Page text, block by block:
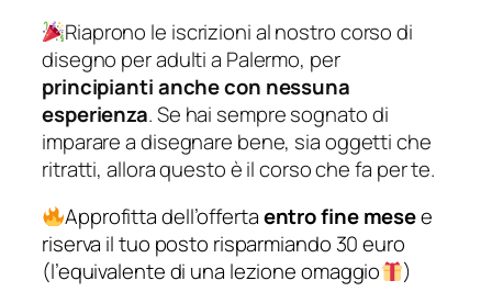
Riaprono le iscrizioni al nostro corso di
disegno per adulti a Palermo, per
principianti anche con nessuna
esperienza. Se hai sempre sognato di
imparare a disegnare bene, sia oggetti che
ritratti, allora questo è il corso che fa per te.
Approfitta dell’offertaentro fine mesee
riserva il tuo posto risparmiando 30 euro
(l’equivalente di una lezione omaggio
)